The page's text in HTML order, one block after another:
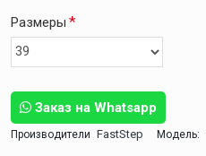
Заказ на Whatsapp
Производители FastStep Модель:
Размеры